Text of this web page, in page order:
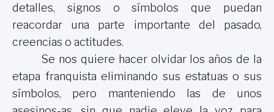
detalles, signos o símbolos que puedan
reacordar una parte importante del pasado,
creencias o actitudes.
Se nos quiere hacer olvidar los años de la
etapa franquista eliminando sus estatuas o sus
símbolos, pero manteniendo las de unos